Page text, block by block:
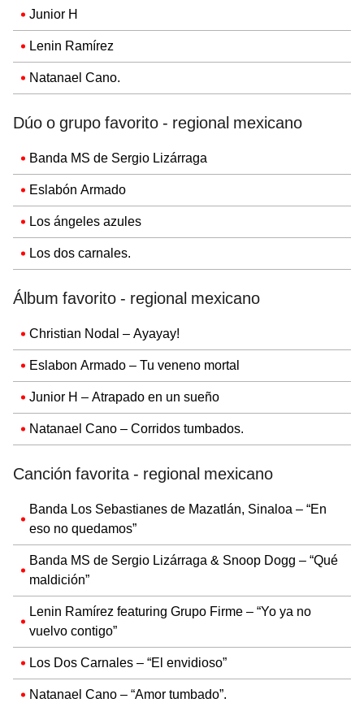
Junior H
Lenin Ramírez
Natanael Cano.
Dúo o grupo favorito - regional mexicano
Banda MS de Sergio Lizárraga
Eslabón Armado
Los ángeles azules
Los dos carnales.
Álbum favorito - regional mexicano
Christian Nodal – Ayayay!
Eslabon Armado – Tu veneno mortal
Junior H – Atrapado en un sueño
Natanael Cano – Corridos tumbados.
Canción favorita - regional mexicano
Banda Los Sebastianes de Mazatlán, Sinaloa – “En
eso no quedamos”
Banda MS de Sergio Lizárraga & Snoop Dogg – “Qué
maldición”
Lenin Ramírez featuring Grupo Firme – “Yo ya no
vuelvo contigo”
Los Dos Carnales – “El envidioso”
Natanael Cano – “Amor tumbado”.